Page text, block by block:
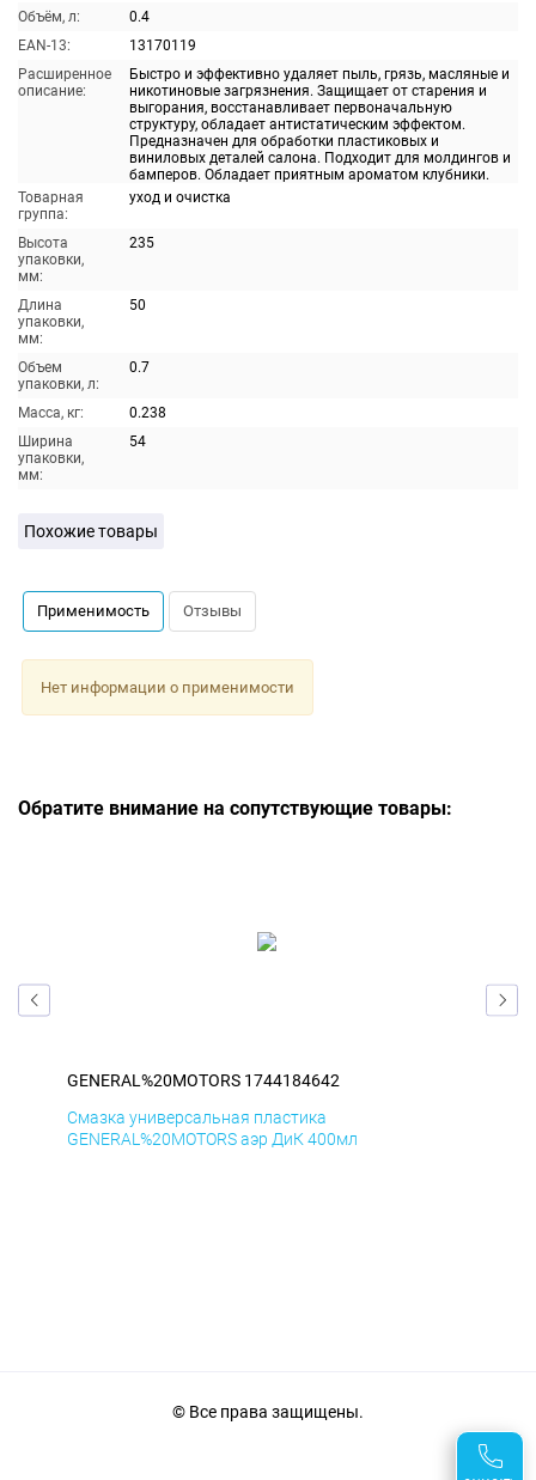
Объём, л:
0.4
EAN-13:
13170119
Расширенное
описание:
Быстро и эффективно удаляет пыль, грязь, масляные и
никотиновые загрязнения. Защищает от старения и
выгорания, восстанавливает первоначальную
структуру, обладает антистатическим эффектом.
Предназначен для обработки пластиковых и
виниловых деталей салона. Подходит для молдингов и
бамперов. Обладает приятным ароматом клубники.
Товарная
группа:
уход и очистка
Высота
упаковки,
мм:
235
Длина
упаковки,
мм:
50
Объем
упаковки, л:
0.7
Масса, кг:
0.238
Ширина
упаковки,
мм:
54
Похожие товары
Применимость Отзывы
Нет информации о применимости
Обратите внимание на сопутствующие товары:
GENERAL%20MOTORS 1744184642
Смазка универсальная пластика
GENERAL%20MOTORS аэр ДиК 400мл
© Все права защищены.